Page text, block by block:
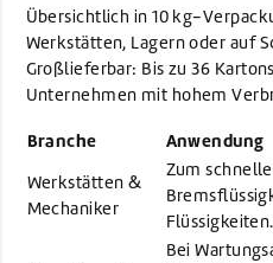
Übersichtlich in 10 kg-
Werkstätten, Lagern oder auf
Großlieferbar: Bis zu 36
Unternehmen mit hohem
Branche Anwendung
Werkstätten &
Mechaniker
Zum
Flüssigkeiten.
Bei